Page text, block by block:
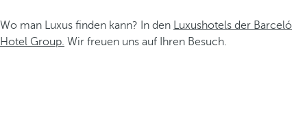
Wo man Luxus finden kann? In den Luxushotels der Barceló
Hotel Group. Wir freuen uns auf Ihren Besuch.